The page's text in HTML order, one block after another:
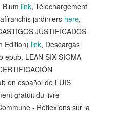
link, Téléchargement
jardiniers here,
JUSTIFICADOS
Edition) link, Descargas
epub. LEAN SIX SIGMA
en español de LUIS
gratuit du livre
- Réflexions sur la